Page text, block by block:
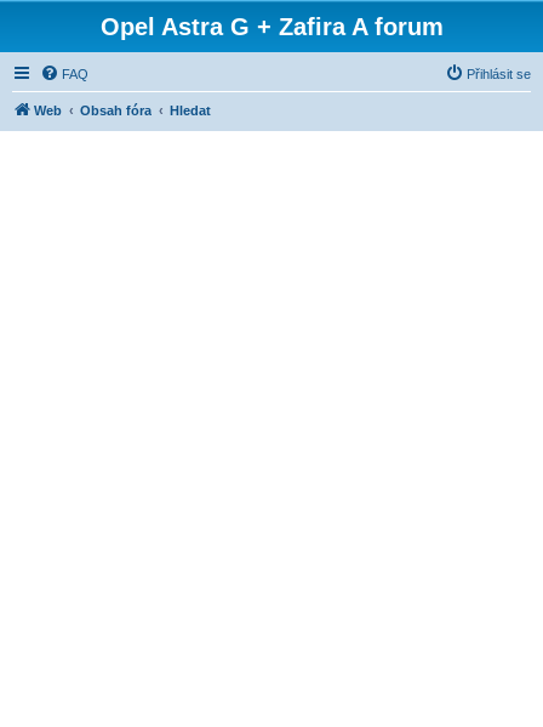
Opel Astra G + Zafira A forum
FAQ Přihlásit se
Web Obsah fóra Hledat